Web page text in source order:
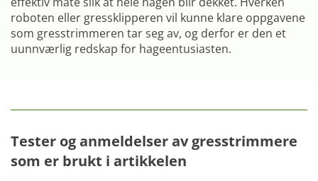
roboten eller gressklipperen vil kunne klare oppgavene
som gresstrimmeren tar seg av, og derfor er den et
uunnværlig redskap for hageentusiasten.
Tester og anmeldelser av gresstrimmere
som er brukt i artikkelen